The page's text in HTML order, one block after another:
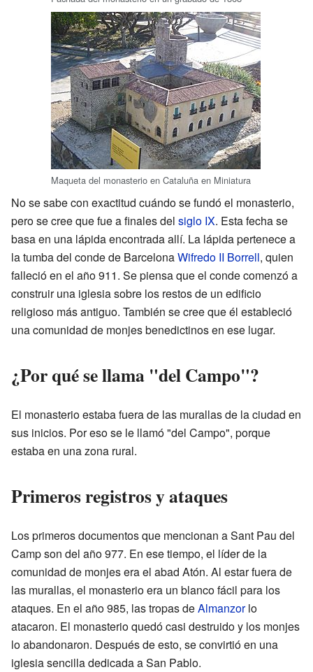
Maqueta del monasterio en Cataluña en Miniatura
No se sabe con exactitud cuándo se fundó el monasterio,
pero se cree que fue a finales del siglo IX. Esta fecha se
basa en una lápida encontrada allí. La lápida pertenece a
la tumba del conde de BarcelonaWifredo II Borrell, quien
falleció en el año 911. Se piensa que el conde comenzó a
construir una iglesia sobre los restos de un edificio
religioso más antiguo. También se cree que él estableció
una comunidad de monjes benedictinos en ese lugar.
¿Por qué se llama "del Campo"?
El monasterio estaba fuera de las murallas de la ciudad en
sus inicios. Por eso se le llamó "del Campo", porque
estaba en una zona rural.
Primeros registros y ataques
Los primeros documentos que mencionan a Sant Pau del
Camp son del año 977. En ese tiempo, el líder de la
comunidad de monjes era el abad Atón. Al estar fuera de
las murallas, el monasterio era un blanco fácil para los
ataques. En el año 985, las tropas deAlmanzorlo
atacaron. El monasterio quedó casi destruido y los monjes
lo abandonaron. Después de esto, se convirtió en una
iglesia sencilla dedicada a San Pablo.